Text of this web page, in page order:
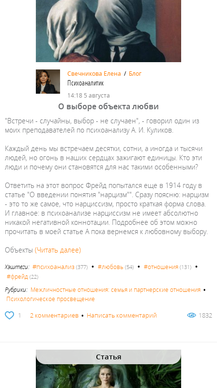
Свечникова Елена / Блог
Психоаналитик
14:18 5 августа
О выборе объекта любви
"Встречи - случайны, выбор - не случаен", - говорил один из
моих преподавателей по психоанализу А. И. Куликов.
Каждый день мы встречаем десятки, сотни, а иногда и тысячи
людей, но огонь в наших сердцах зажигают единицы. Кто эти
люди и почему они становятся для нас такими особенными?
Ответить на этот вопрос Фрейд попытался еще в 1914 году в
статье "О введении понятия "нарцизм"". Сразу поясню: нарцизм
- это то же самое, что нарциссизм, просто краткая форма слова.
И главное: в психоанализе нарциссизм не имеет абсолютно
никакой негативной коннотации. Подробнее об этом можно
прочитать в моей статье А пока вернемся к любовному выбору.
Объекты (Читать далее)
Хэштеги: #психоанализ (377) • #любовь (54) • #отношения (131) •
#фрейд (22)
Рубрики: Межличностные отношения: семья и партнерские отношения •
Психологическое просвещение
1 2 комментариев • Написать комментарий 1832
Статья